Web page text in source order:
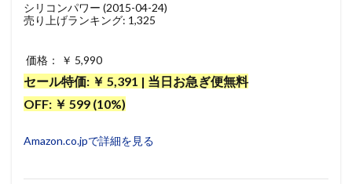
シリコンパワー (2015-04-24)
売り上げランキング: 1,325
価格： ￥ 5,990
セール特価: ￥ 5,391 | 当日お急ぎ便無料
OFF: ￥ 599 (10%)
Amazon.co.jpで詳細を見る